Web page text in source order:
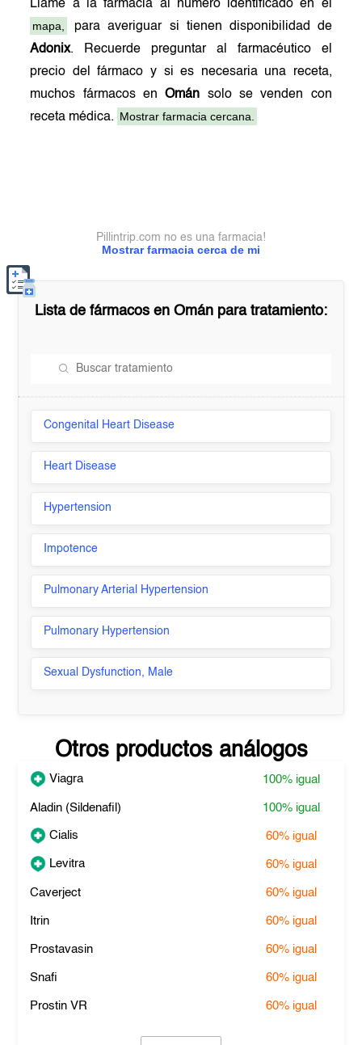
Llame a la farmacia al número identificado en el
mapa,
para averiguar si tienen disponibilidad de
Adonix. Recuerde preguntar al farmacéutico el
precio del fármaco y si es necesaria una receta,
muchos fármacos enOmán solo se venden con
receta médica. Mostrar farmacia cercana.
Mostrar farmacia cerca de mi
Pillintrip.com no es una farmacia!
Lista de fármacos en Omán para tratamiento:
Congenital Heart Disease
Heart Disease
Hypertension
Impotence
Pulmonary Arterial Hypertension
Pulmonary Hypertension
Sexual Dysfunction, Male
Otros productos análogos
Viagra 100% igual
Aladin (Sildenafil) 100% igual
Cialis 60% igual
Levitra 60% igual
Caverject 60% igual
Itrin 60% igual
Prostavasin 60% igual
Snafi 60% igual
Prostin VR 60% igual